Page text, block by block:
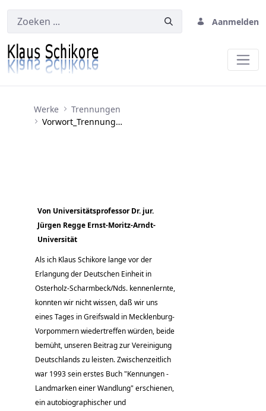
Aanmelden
Werke
Trennungen
Vorwort_Trennungen
Von Universitätsprofessor Dr. jur.
Jürgen Regge Ernst-Moritz-Arndt-
Universität
Als ich Klaus Schikore lange vor der
Erlangung der Deutschen Einheit in
Osterholz-Scharmbeck/Nds. kennenlernte,
konnten wir nicht wissen, daß wir uns
eines Tages in Greifswald in Mecklenburg-
Vorpommern wiedertreffen würden, beide
bemüht, unseren Beitrag zur Vereinigung
Deutschlands zu leisten. Zwischenzeitlich
war 1993 sein erstes Buch "Kennungen -
Landmarken einer Wandlung" erschienen,
ein autobiographischer und